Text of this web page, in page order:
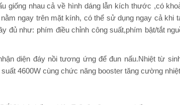
giống nhau cả về hình dáng lẫn kích thước ,có
ngay trên mặt kính, có thể sử dụng ngay cả
đủ như: phím điều chỉnh công suất,phím bật/tắt
diện đáy nồi tương ứng để đun nấu.Nhiệt từ
4600W cùng chức năng booster tăng cường